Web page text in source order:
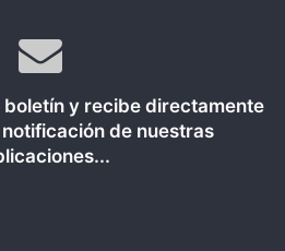
y recibe directamente
de nuestras